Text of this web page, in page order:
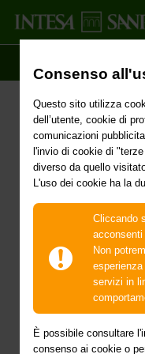
Consenso
Questo sito utilizza
dell’utente, cookie di
comunicazioni
l'invio di cookie di
diverso da quello
L'uso dei cookie ha la
Cliccando
acconsenti
Non
servizi in
È possibile consultare
consenso ai cookie o
Delibera
Ministri
2024 -
di
nei